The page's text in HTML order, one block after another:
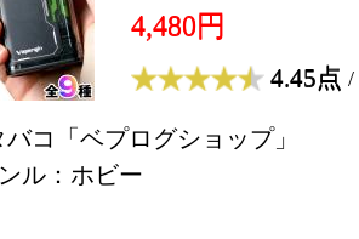
4,480円
4.45点 /
バコ「ベプログショップ」
ル：ホビー